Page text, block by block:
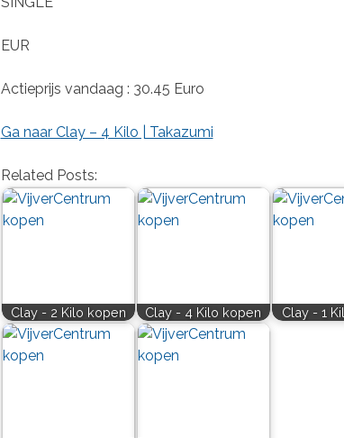
EUR
Actieprijs vandaag : 30.45 Euro
Ga naar Clay – 4 Kilo | Takazumi
Related Posts:
Clay - 2 Kilo kopen Clay - 4 Kilo kopen Clay - 1